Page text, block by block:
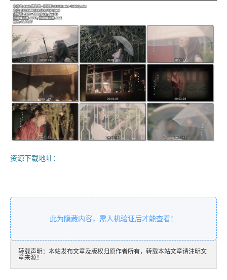
资源下载地址：
此为隐藏内容，需人机验证后才能查看！
转载声明：本站发布文章及版权归原作者所有，转载本站文章请注明文
章来源！